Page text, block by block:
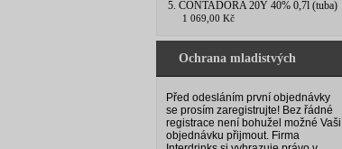
5. CONTADORA 20Y 40% 0,7l (tuba)
1 069,00 Kč
Ochrana mladistvých
Před odesláním první objednávky
se prosím zaregistrujte! Bez řádné
registrace není bohužel možné Vaši
objednávku přijmout. Firma